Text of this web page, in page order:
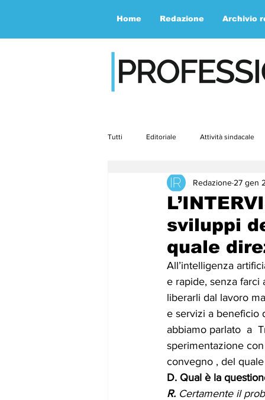
Home Redazione Archivio
Tutti Editoriale Attività sindacale
Contemporaneità Speciale
maggio23
febbraio24
sviluppi
quale
Redazione 27 gen
All’intelligenza
e rapide, senza farci
liberarli dal lavoro
e servizi a beneficio
abbiamo parlato  a
sperimentazione
convegno , del
D. Qual è la
R. Certamente il